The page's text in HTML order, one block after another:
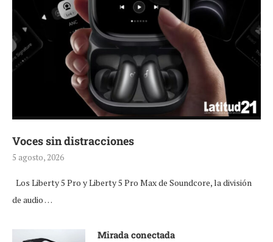
Voces sin distracciones
5 agosto, 2026
Los Liberty 5 Pro y Liberty 5 Pro Max de Soundcore, la división
de audio …
Mirada conectada